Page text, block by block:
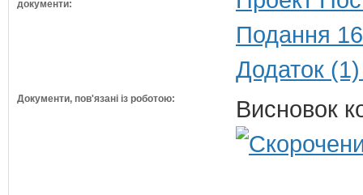
документи:
Подання
Додаток
Документи, пов'язані із роботою: Висновок